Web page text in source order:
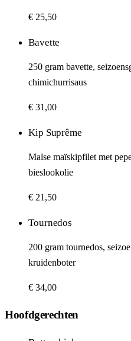
€ 25,50
Bavette
250 gram bavette,
chimichurrisaus
€ 31,00
Kip Suprême
Malse maïskipfilet met
bieslookolie
€ 21,50
Tournedos
200 gram tournedos,
kruidenboter
€ 34,00
Hoofdgerechten